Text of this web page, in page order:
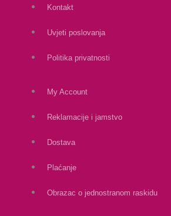
Kontakt
Uvjeti poslovanja
Politika privatnosti
My Account
Reklamacije i jamstvo
Dostava
Plaćanje
Obrazac o jednostranom raskidu